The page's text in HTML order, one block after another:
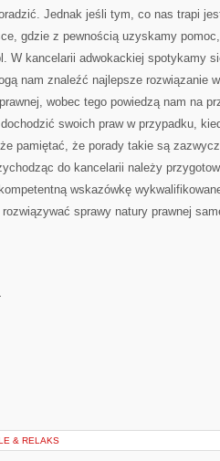
Jednak jeśli tym, co nas trapi
gdzie z pewnością uzyskamy
W kancelarii adwokackiej spotykamy
nam znaleźć najlepsze rozwiązanie
wobec tego powiedzą nam na
swoich praw w przypadku,
pamiętać, że porady takie są
do kancelarii należy
wskazówkę
sprawy natury prawnej
& RELAKS